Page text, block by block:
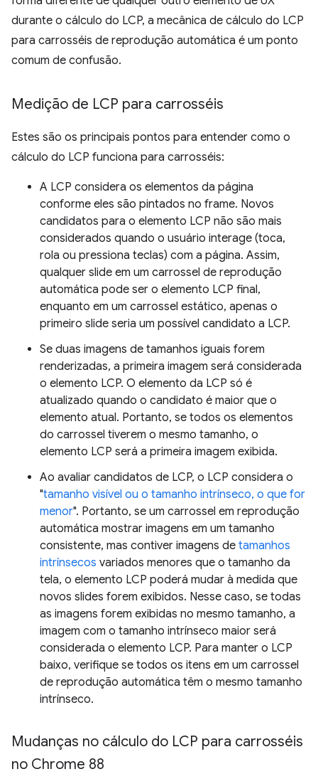
durante o cálculo do LCP, a mecânica de cálculo do LCP
para carrosséis de reprodução automática é um ponto
comum de confusão.
Medição de LCP para carrosséis
Estes são os principais pontos para entender como o
cálculo do LCP funciona para carrosséis:
A LCP considera os elementos da página
conforme eles são pintados no frame. Novos
candidatos para o elemento LCP não são mais
considerados quando o usuário interage (toca,
rola ou pressiona teclas) com a página. Assim,
qualquer slide em um carrossel de reprodução
automática pode ser o elemento LCP final,
enquanto em um carrossel estático, apenas o
primeiro slide seria um possível candidato a LCP.
Se duas imagens de tamanhos iguais forem
renderizadas, a primeira imagem será considerada
o elemento LCP. O elemento da LCP só é
atualizado quando o candidato é maior que o
elemento atual. Portanto, se todos os elementos
do carrossel tiverem o mesmo tamanho, o
elemento LCP será a primeira imagem exibida.
Ao avaliar candidatos de LCP, o LCP considera o
"tamanho visível ou o tamanho intrínseco, o que for
menor". Portanto, se um carrossel em reprodução
automática mostrar imagens em um tamanho
consistente, mas contiver imagens de tamanhos
intrínsecos variados menores que o tamanho da
tela, o elemento LCP poderá mudar à medida que
novos slides forem exibidos. Nesse caso, se todas
as imagens forem exibidas no mesmo tamanho, a
imagem com o tamanho intrínseco maior será
considerada o elemento LCP. Para manter o LCP
baixo, verifique se todos os itens em um carrossel
de reprodução automática têm o mesmo tamanho
intrínseco.
Mudanças no cálculo do LCP para carrosséis
no Chrome 88